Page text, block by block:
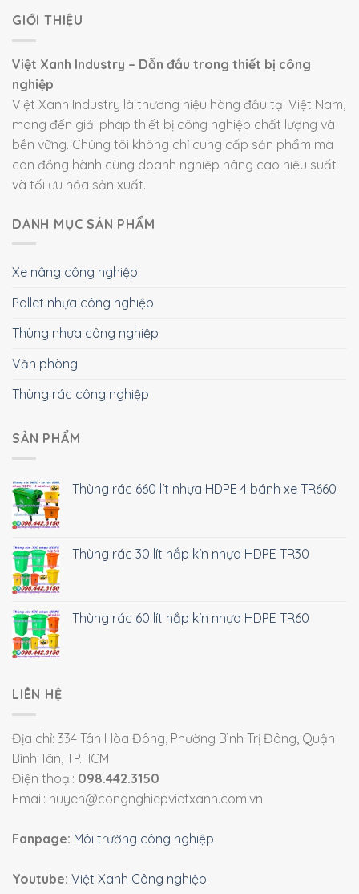
GIỚI THIỆU
Việt Xanh Industry – Dẫn đầu trong thiết bị công
nghiệp
Việt Xanh Industry là thương hiệu hàng đầu tại Việt Nam,
mang đến giải pháp thiết bị công nghiệp chất lượng và
bền vững. Chúng tôi không chỉ cung cấp sản phẩm mà
còn đồng hành cùng doanh nghiệp nâng cao hiệu suất
và tối ưu hóa sản xuất.
DANH MỤC SẢN PHẨM
Xe nâng công nghiệp
Pallet nhựa công nghiệp
Thùng nhựa công nghiệp
Văn phòng
Thùng rác công nghiệp
SẢN PHẨM
Thùng rác 660 lít nhựa HDPE 4 bánh xe TR660
Thùng rác 30 lít nắp kín nhựa HDPE TR30
Thùng rác 60 lít nắp kín nhựa HDPE TR60
LIÊN HỆ
Địa chỉ: 334 Tân Hòa Đông, Phường Bình Trị Đông, Quận
Bình Tân, TP.HCM
Điện thoại: 098.442.3150
Email: huyen@congnghiepvietxanh.com.vn
Fanpage: Môi trường công nghiệp
Youtube: Việt Xanh Công nghiệp